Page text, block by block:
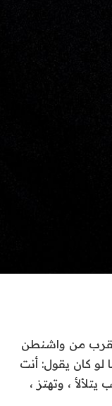
من واشنطن
كان يقول: أنت
يتلألأ ، وتهتز ،